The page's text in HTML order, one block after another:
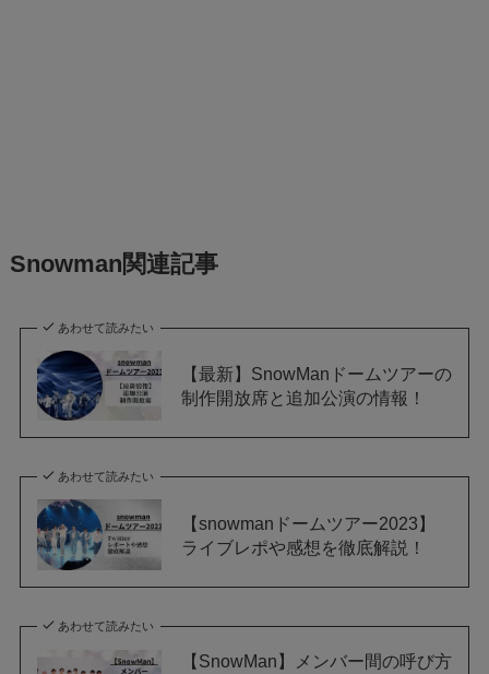
Snowman関連記事
あわせて読みたい
【最新】SnowManドームツアーの
制作開放席と追加公演の情報！
あわせて読みたい
【snowmanドームツアー2023】
ライブレポや感想を徹底解説！
あわせて読みたい
【SnowMan】メンバー間の呼び方